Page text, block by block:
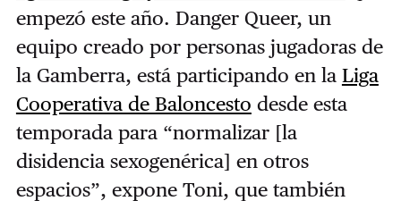
empezó este año. Danger Queer, un
equipo creado por personas jugadoras de
la Gamberra, está participando en la Liga
Cooperativa de Baloncesto desde esta
temporada para “normalizar [la
disidencia sexogenérica] en otros
espacios”, expone Toni, que también